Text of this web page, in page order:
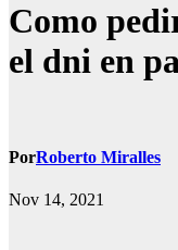
Como
el dni en
PorRoberto Miralles
Nov 14, 2021